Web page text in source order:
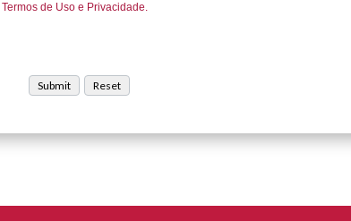
Termos de Uso e Privacidade.